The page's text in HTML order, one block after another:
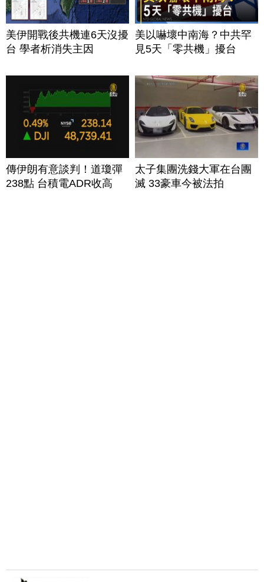
美伊開戰後共機連6天沒擾
台 學者析消失主因
美以嚇壞中南海？中共罕
見5天「零共機」擾台
傳伊朗有意談判！道瓊彈
238點 台積電ADR收高
太子集團洗錢大軍在台團
滅 33豪車今被法拍